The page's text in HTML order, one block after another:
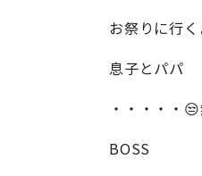
お祭りに行
息子とパパ
・・・・・
BOSS